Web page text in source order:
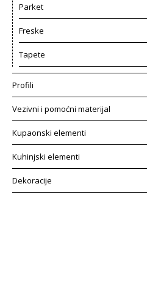
Parket
Freske
Tapete
Profili
Vezivni i pomoćni materijal
Kupaonski elementi
Kuhinjski elementi
Dekoracije